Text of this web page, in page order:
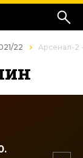
22 Арсенал-2